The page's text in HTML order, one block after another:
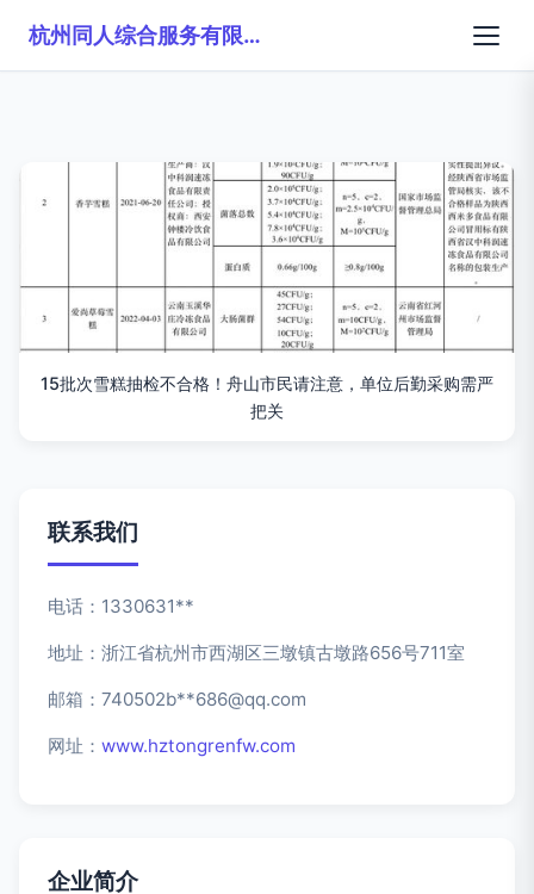
杭州同人综合服务有限公司
15批次雪糕抽检不合格！舟山市民请注意，单位后勤采购需严
把关
联系我们
电话：1330631**
地址：浙江省杭州市西湖区三墩镇古墩路656号711室
邮箱：740502b**686@qq.com
网址： www.hztongrenfw.com
企业简介